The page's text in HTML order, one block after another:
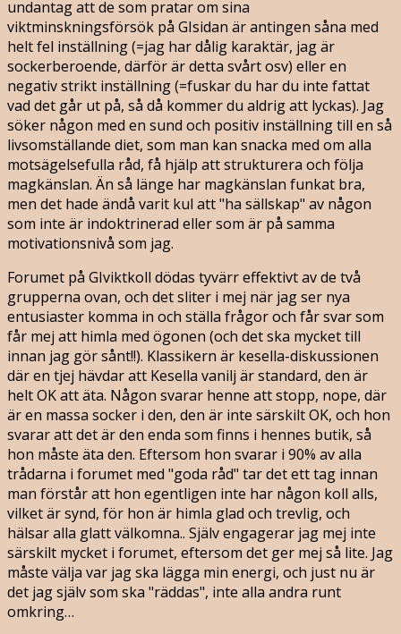
undantag att de som pratar om sina
viktminskningsförsök på GIsidan är antingen såna med
helt fel inställning (=jag har dålig karaktär, jag är
sockerberoende, därför är detta svårt osv) eller en
negativ strikt inställning (=fuskar du har du inte fattat
vad det går ut på, så då kommer du aldrig att lyckas). Jag
söker någon med en sund och positiv inställning till en så
livsomställande diet, som man kan snacka med om alla
motsägelsefulla råd, få hjälp att strukturera och följa
magkänslan. Än så länge har magkänslan funkat bra,
men det hade ändå varit kul att "ha sällskap" av någon
som inte är indoktrinerad eller som är på samma
motivationsnivå som jag.
Forumet på GIviktkoll dödas tyvärr effektivt av de två
grupperna ovan, och det sliter i mej när jag ser nya
entusiaster komma in och ställa frågor och får svar som
får mej att himla med ögonen (och det ska mycket till
innan jag gör sånt!!). Klassikern är kesella-diskussionen
där en tjej hävdar att Kesella vanilj är standard, den är
helt OK att äta. Någon svarar henne att stopp, nope, där
är en massa socker i den, den är inte särskilt OK, och hon
svarar att det är den enda som finns i hennes butik, så
hon måste äta den. Eftersom hon svarar i 90% av alla
trådarna i forumet med "goda råd" tar det ett tag innan
man förstår att hon egentligen inte har någon koll alls,
vilket är synd, för hon är himla glad och trevlig, och
hälsar alla glatt välkomna.. Själv engagerar jag mej inte
särskilt mycket i forumet, eftersom det ger mej så lite. Jag
måste välja var jag ska lägga min energi, och just nu är
det jag själv som ska "räddas", inte alla andra runt
omkring…